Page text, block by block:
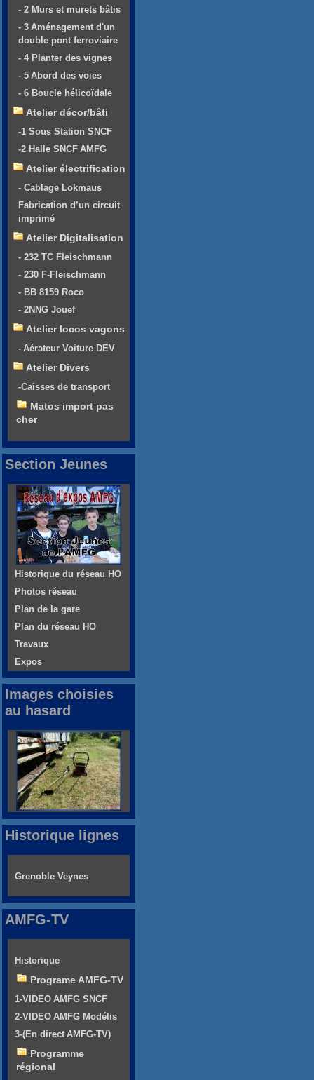
- 2 Murs et murets bâtis
- 3 Aménagement d'un
double pont ferroviaire
- 4 Planter des vignes
- 5 Abord des voies
- 6 Boucle hélicoïdale
Atelier décor/bâti
-1 Sous Station SNCF
-2 Halle SNCF AMFG
Atelier électrification
- Cablage Lokmaus
Fabrication d’un circuit
imprimé
Atelier Digitalisation
- 232 TC Fleischmann
- 230 F-Fleischmann
- BB 8159 Roco
- 2NNG Jouef
Atelier locos vagons
- Aérateur Voiture DEV
Atelier Divers
-Caisses de transport
Matos import pas
cher
Section Jeunes
Historique du réseau HO
Photos réseau
Plan de la gare
Plan du réseau HO
Travaux
Expos
Images choisies
au hasard
Historique lignes
Grenoble Veynes
AMFG-TV
Historique
Programe AMFG-TV
1-VIDEO AMFG SNCF
2-VIDEO AMFG Modélis
3-(En direct AMFG-TV)
Programme
régional